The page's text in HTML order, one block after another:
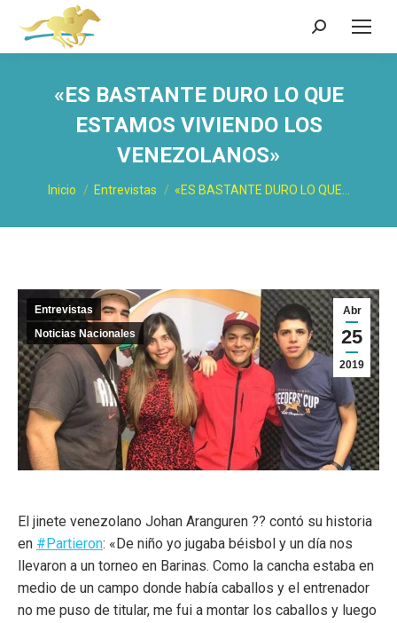
Buscar:
«ES BASTANTE DURO LO QUE
ESTAMOS VIVIENDO LOS
VENEZOLANOS»
Estás aquí:
Inicio Entrevistas «ES BASTANTE DURO LO QUE…
Abr
25
2019
Entrevistas
Noticias Nacionales
El jinete venezolano Johan Aranguren ?? contó su historia
en #Partieron: «De niño yo jugaba béisbol y un día nos
llevaron a un torneo en Barinas. Como la cancha estaba en
medio de un campo donde había caballos y el entrenador
no me puso de titular, me fui a montar los caballos y luego